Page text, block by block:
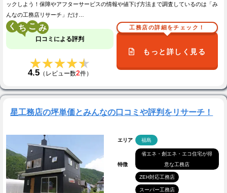
ックしよう！保障やアフターサービスの情報や値下げ方法まで調査しているのは「み
んなの工務店リサーチ」だけ…
く こ
口コミによる評判
★★★★★
★★★★★
4.5（レビュー数2件）
工務店の詳細をチェック！
もっと詳しく見る
星工務店の坪単価とみんなの口コミや評判をリサーチ！
エリア 福島
特徴
省エネ・創エネ・エコ住宅が得
意な工務店
ZEH対応工務店
スーパー工務店